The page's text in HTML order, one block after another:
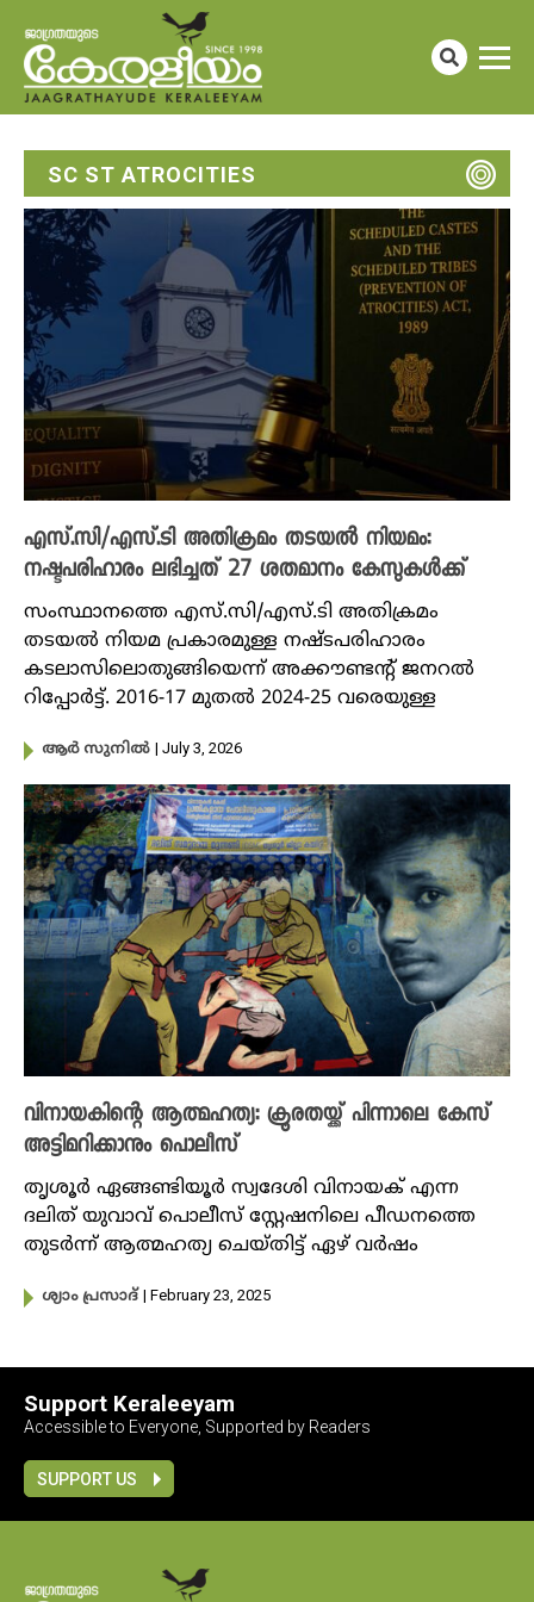
SC ST ATROCITIES
എസ്.സി/എസ്.ടി അതിക്രമം തടയല്‍ നിയമം:
നഷ്ടപരിഹാരം ലഭിച്ചത് 27 ശതമാനം കേസുകള്‍ക്ക്
സംസ്ഥാനത്തെ എസ്.സി/എസ്.ടി അതിക്രമം
തടയല്‍ നിയമ പ്രകാരമുള്ള നഷ്ടപരിഹാരം
കടലാസിലൊതുങ്ങിയെന്ന് അക്കൗണ്ടന്റ് ജനറൽ
റിപ്പോര്‍ട്ട്. 2016-17 മുതല്‍ 2024-25 വരെയുള്ള
ആര്‍ സുനില്‍ | July 3, 2026
വിനായകിന്റെ ആത്മഹത്യ: ക്രൂരതയ്ക്ക് പിന്നാലെ കേസ്
അട്ടിമറിക്കാനും പൊലീസ്
തൃശൂർ ഏങ്ങണ്ടിയൂർ സ്വദേശി വിനായക് എന്ന
ദലിത് യുവാവ് പൊലീസ് സ്റ്റേഷനിലെ പീഡനത്തെ
തുടർന്ന് ആത്മഹത്യ ചെയ്തിട്ട് ഏഴ് വർഷം
ശ്യാം പ്രസാദ് | February 23, 2025
Support Keraleeyam
Accessible to Everyone, Supported by Readers
SUPPORT US